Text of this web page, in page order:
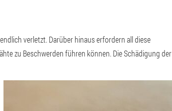
verletzt. Darüber hinaus erfordern all diese
zu Beschwerden führen können. Die Schädigung der